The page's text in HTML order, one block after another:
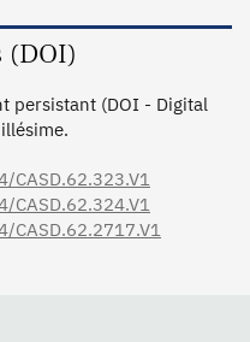
(DOI)
persistant (DOI - Digital
CASD.62.323.V1
CASD.62.324.V1
CASD.62.2717.V1